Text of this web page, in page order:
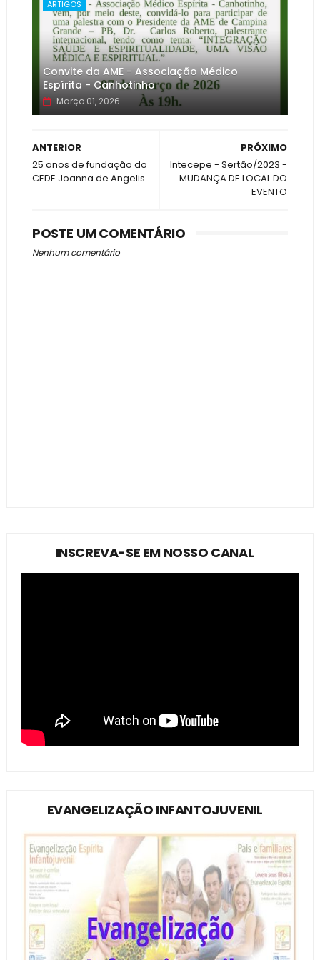
ARTIGOS
Convite da AME - Associação Médico
Espírita - Canhotinho
Março 01, 2026
PRÓXIMO
Intecepe - Sertão/2023 -
MUDANÇA DE LOCAL DO
EVENTO
ANTERIOR
25 anos de fundação do
CEDE Joanna de Angelis
POSTE UM COMENTÁRIO
Nenhum comentário
INSCREVA-SE EM NOSSO CANAL
EVANGELIZAÇÃO INFANTOJUVENIL